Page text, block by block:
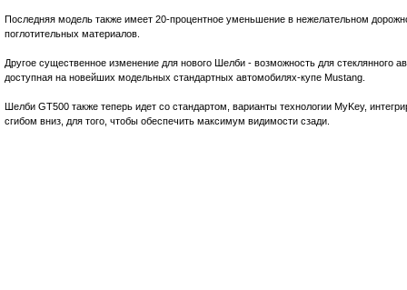
Последняя модель также имеет 20-процентное уменьшение в нежелательном
поглотительных материалов.
Другое существенное изменение для нового Шелби - возможность для стеклянного
доступная на новейших модельных стандартных автомобилях-купе Mustang.
Шелби GT500 также теперь идет со стандартом, варианты технологии MyKey,
сгибом вниз, для того, чтобы обеспечить максимум видимости сзади.